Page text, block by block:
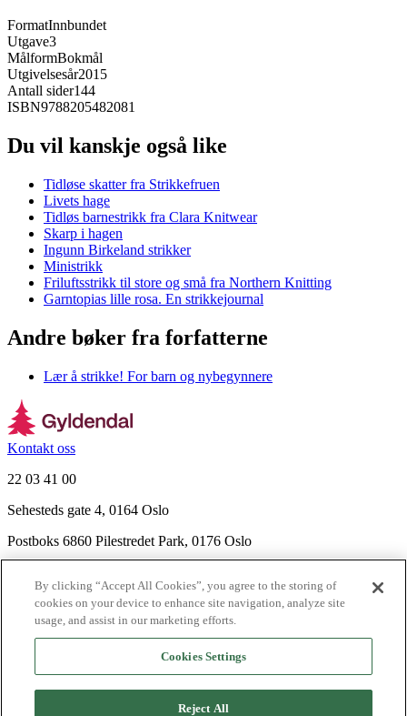
FormatInnbundet
Utgave3
MålformBokmål
Utgivelsesår2015
Antall sider144
ISBN9788205482081
Du vil kanskje også like
Tidløse skatter fra Strikkefruen
Livets hage
Tidløs barnestrikk fra Clara Knitwear
Skarp i hagen
Ingunn Birkeland strikker
Ministrikk
Friluftsstrikk til store og små fra Northern Knitting
Garntopias lille rosa. En strikkejournal
Andre bøker fra forfatterne
Lær å strikke! For barn og nybegynnere
Kontakt oss
22 03 41 00
Sehesteds gate 4, 0164 Oslo
Postboks 6860 Pilestredet Park, 0176 Oslo
Nyhetsbrev
Ledige stillinger
Send inn manus
By clicking “Accept All Cookies”, you agree to the storing of
cookies on your device to enhance site navigation, analyze site
usage, and assist in our marketing efforts.
Cookies Settings
Reject All